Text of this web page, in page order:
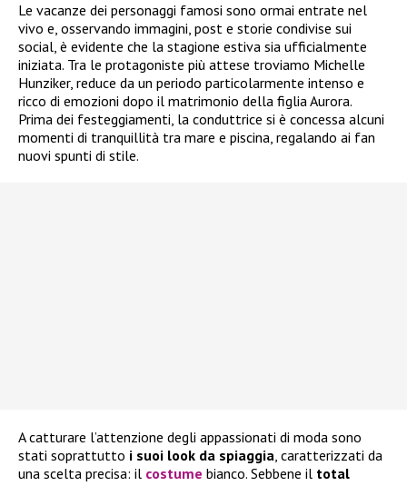
Le vacanze dei personaggi famosi sono ormai entrate nel
vivo e, osservando immagini, post e storie condivise sui
social, è evidente che la stagione estiva sia ufficialmente
iniziata. Tra le protagoniste più attese troviamo Michelle
Hunziker, reduce da un periodo particolarmente intenso e
ricco di emozioni dopo il matrimonio della figlia Aurora.
Prima dei festeggiamenti, la conduttrice si è concessa alcuni
momenti di tranquillità tra mare e piscina, regalando ai fan
nuovi spunti di stile.
A catturare l’attenzione degli appassionati di moda sono
stati soprattutto i suoi look da spiaggia, caratterizzati da
una scelta precisa: il costume bianco. Sebbene il total